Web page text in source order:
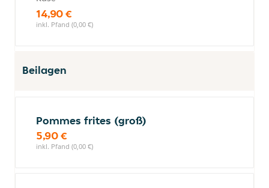
14,90 €
inkl. Pfand (0,00 €)
Beilagen
Pommes frites (groß)
5,90 €
inkl. Pfand (0,00 €)